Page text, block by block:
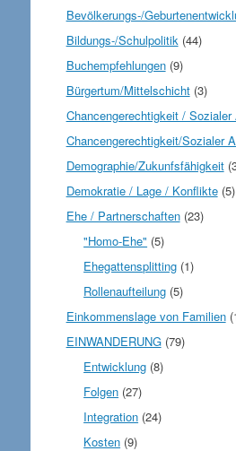
Bevölkerungs-/
Bildungs-/Schulpolitik(44)
Buchempfehlungen(9)
Bürgertum/Mittelschicht(3)
Chancengerechtigkeit / Sozialer
Chancengerechtigkeit/Sozialer
Demographie/Zukunfsfähigkeit
Demokratie / Lage / Konflikte(5)
Ehe / Partnerschaften(23)
"Homo-Ehe" (5)
Ehegattensplitting (1)
Rollenaufteilung (5)
Einkommenslage von Familien
EINWANDERUNG(79)
Entwicklung (8)
Folgen (27)
Integration (24)
Kosten (9)